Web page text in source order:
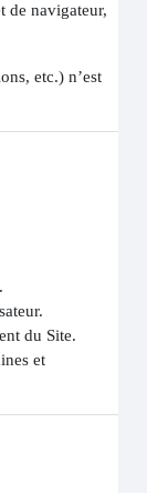
de navigateur,
etc.) n’est
du Site.
et